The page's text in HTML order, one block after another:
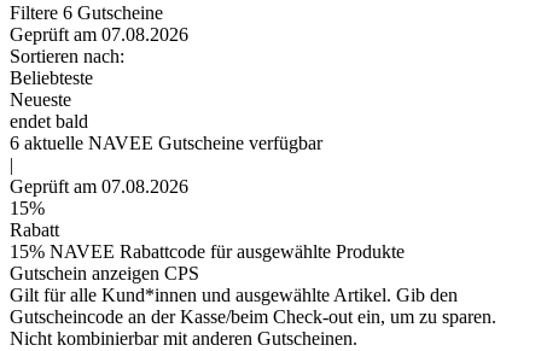
Filtere 6 Gutscheine
Geprüft am 07.08.2026
Sortieren nach:
Beliebteste
Neueste
endet bald
6 aktuelle NAVEE Gutscheine verfügbar
|
Geprüft am 07.08.2026
15%
Rabatt
15% NAVEE Rabattcode für ausgewählte Produkte
Gutschein anzeigen CPS
Gilt für alle Kund*innen und ausgewählte Artikel. Gib den
Gutscheincode an der Kasse/beim Check-out ein, um zu sparen.
Nicht kombinierbar mit anderen Gutscheinen.